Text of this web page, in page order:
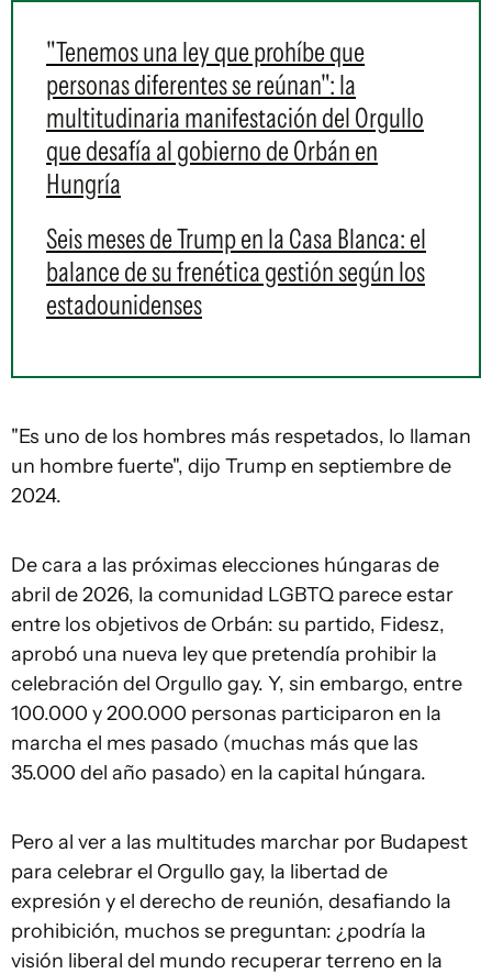
"Tenemos una ley que prohíbe que
personas diferentes se reúnan": la
multitudinaria manifestación del Orgullo
que desafía al gobierno de Orbán en
Hungría
Seis meses de Trump en la Casa Blanca: el
balance de su frenética gestión según los
estadounidenses
"Es uno de los hombres más respetados, lo llaman
un hombre fuerte", dijo Trump en septiembre de
2024.
De cara a las próximas elecciones húngaras de
abril de 2026, la comunidad LGBTQ parece estar
entre los objetivos de Orbán: su partido, Fidesz,
aprobó una nueva ley que pretendía prohibir la
celebración del Orgullo gay. Y, sin embargo, entre
100.000 y 200.000 personas participaron en la
marcha el mes pasado (muchas más que las
35.000 del año pasado) en la capital húngara.
Pero al ver a las multitudes marchar por Budapest
para celebrar el Orgullo gay, la libertad de
expresión y el derecho de reunión, desafiando la
prohibición, muchos se preguntan: ¿podría la
visión liberal del mundo recuperar terreno en la